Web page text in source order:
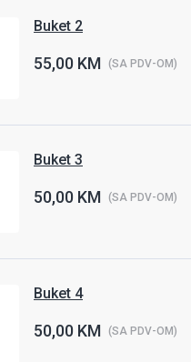
Buket 2
55,00 KM (SA PDV-OM)
Buket 3
50,00 KM (SA PDV-OM)
Buket 4
50,00 KM (SA PDV-OM)